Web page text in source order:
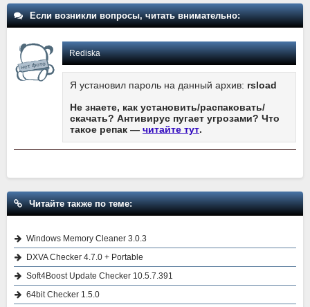
Если возникли вопросы, читать внимательно:
Rediska
Я установил пароль на данный архив: rsload
Не знаете, как установить/распаковать/
скачать? Антивирус пугает угрозами? Что
такое репак — читайте тут.
Читайте также по теме:
Windows Memory Cleaner 3.0.3
DXVA Checker 4.7.0 + Portable
Soft4Boost Update Checker 10.5.7.391
64bit Checker 1.5.0